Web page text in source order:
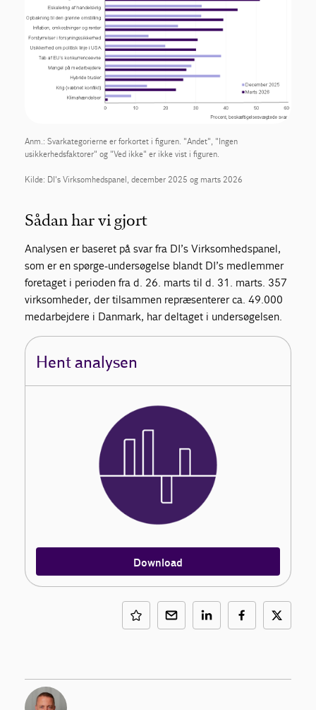
Anm.: Svarkategorierne er forkortet i figuren. "Andet", "Ingen
usikkerhedsfaktorer" og "Ved ikke" er ikke vist i figuren.
Kilde: DI's Virksomhedspanel, december 2025 og marts 2026
Sådan har vi gjort
Analysen er baseret på svar fra DI’s Virksomhedspanel,
som er en spørge-undersøgelse blandt DI’s medlemmer
foretaget i perioden fra d. 26. marts til d. 31. marts. 357
virksomheder, der tilsammen repræsenterer ca. 49.000
medarbejdere i Danmark, har deltaget i undersøgelsen.
Hent analysen
Download